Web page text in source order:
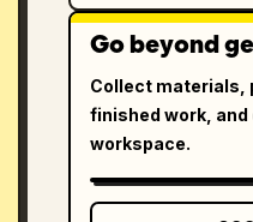
Go beyond
Collect materials,
finished work,
workspace.